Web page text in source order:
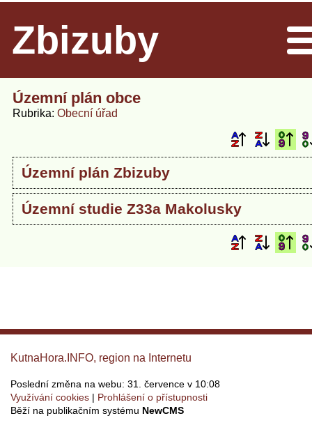
Zbizuby
Územní plán obce
Rubrika Obecní úřad
Územní plán Zbizuby
Územní studie Z33a Makolusky
KutnaHora.INFO, region na Internetu
Poslední změna na webu: 31. července v 10:08
Využívání cookies
Prohlášení o přístupnosti
Běží na publikačním systému NewCMS